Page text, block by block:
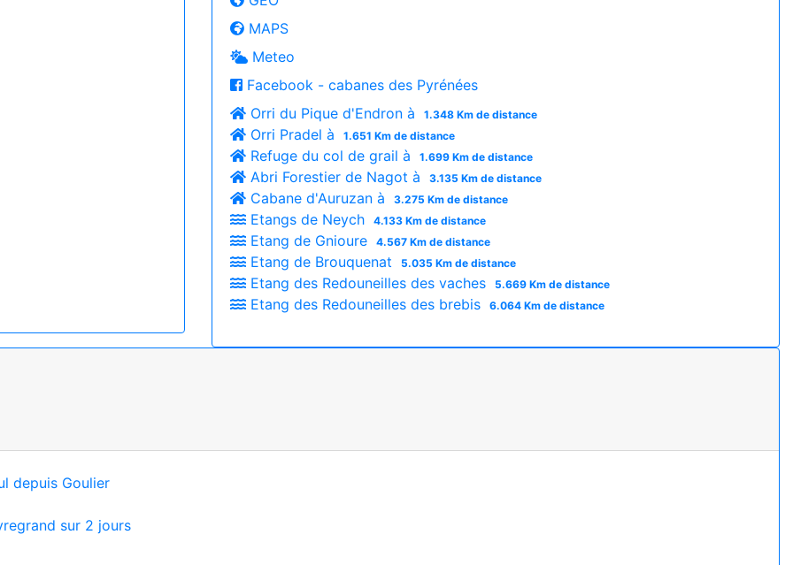
MAPS
Meteo
Facebook - cabanes des Pyrénées
Orri du Pique d'Endron à
1.348 Km de distance
Orri Pradel à 1.651 Km de distance
Refuge du col de grail à 1.699 Km de distance
Abri Forestier de Nagot à 3.135 Km de distance
Cabane d'Auruzan à 3.275 Km de distance
Etangs de Neych 4.133 Km de distance
Etang de Gnioure 4.567 Km de distance
Etang de Brouquenat 5.035 Km de distance
Etang des Redouneilles des vaches 5.669 Km de distance
Etang des Redouneilles des brebis 6.064 Km de distance
depuis Goulier
sur 2 jours